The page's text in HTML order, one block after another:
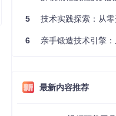
5 技术实践探索：从零开始构
6 亲手锻造技术引擎：从0到1构
最新内容推荐